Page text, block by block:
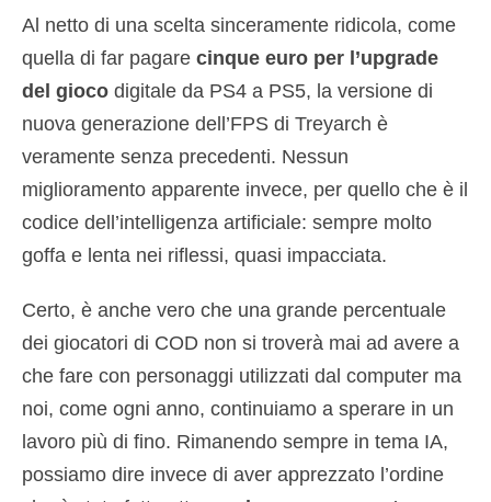
Al netto di una scelta sinceramente ridicola, come
quella di far pagare cinque euro per l’upgrade
del gioco digitale da PS4 a PS5, la versione di
nuova generazione dell’FPS di Treyarch è
veramente senza precedenti. Nessun
miglioramento apparente invece, per quello che è il
codice dell’intelligenza artificiale: sempre molto
goffa e lenta nei riflessi, quasi impacciata.
Certo, è anche vero che una grande percentuale
dei giocatori di COD non si troverà mai ad avere a
che fare con personaggi utilizzati dal computer ma
noi, come ogni anno, continuiamo a sperare in un
lavoro più di fino. Rimanendo sempre in tema IA,
possiamo dire invece di aver apprezzato l’ordine